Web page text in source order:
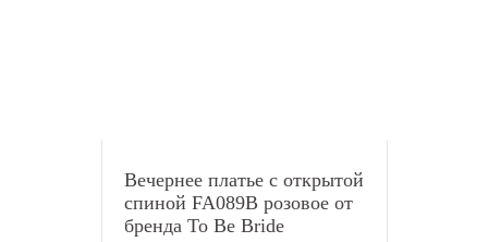
Вечернее платье с открытой
спиной FA089B розовое от
бренда To Be Bride